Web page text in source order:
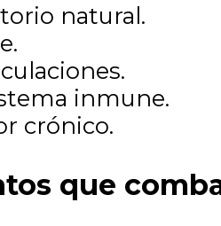
natural.
inmune.
crónico.
que